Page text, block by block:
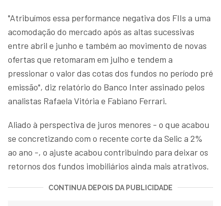
"Atribuímos essa performance negativa dos FIIs a uma
acomodação do mercado após as altas sucessivas
entre abril e junho e também ao movimento de novas
ofertas que retomaram em julho e tendem a
pressionar o valor das cotas dos fundos no período pré
emissão", diz relatório do Banco Inter assinado pelos
analistas Rafaela Vitória e Fabiano Ferrari.
Aliado à perspectiva de juros menores - o que acabou
se concretizando com o recente corte da Selic a 2%
ao ano -, o ajuste acabou contribuindo para deixar os
retornos dos fundos imobiliários ainda mais atrativos.
CONTINUA DEPOIS DA PUBLICIDADE